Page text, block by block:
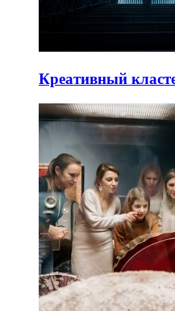
Креативный